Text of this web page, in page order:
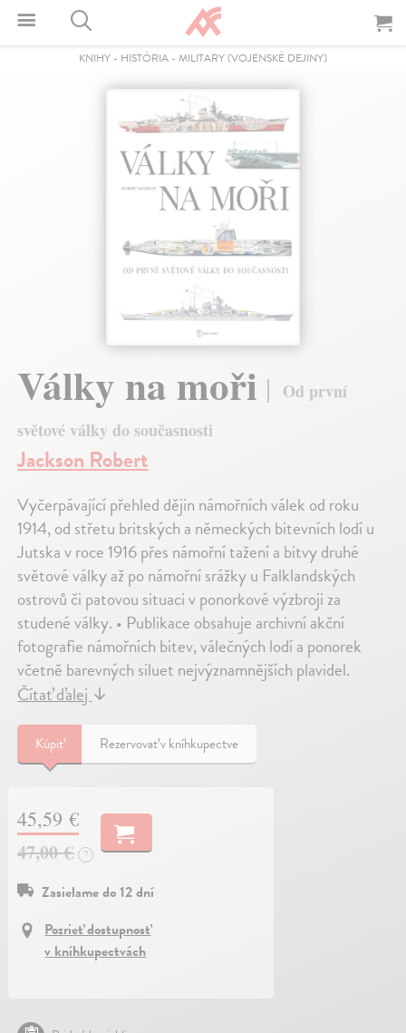
KNIHY - HISTÓRIA - MILITARY (VOJENSKÉ DEJINY)
Války na moři
Od první
světové války do současnosti
Jackson Robert
Vyčerpávající přehled dějin námořních válek od roku
1914, od střetu britských a německých bitevních lodí u
Jutska v roce 1916 přes námořní tažení a bitvy druhé
světové války až po námořní srážky u Falklandských
ostrovů či patovou situaci v ponorkové výzbroji za
studené války. • Publikace obsahuje archivní akční
fotografie námořních bitev, válečných lodí a ponorek
včetně barevných siluet nejvýznamnějších plavidel.
Čítať ďalej↓
Kúpiť Rezervovať v kníhkupectve
45,59 €
47,00 €
?
Zasielame do 12 dní
Pozrieť dostupnosť
v kníhkupectvách